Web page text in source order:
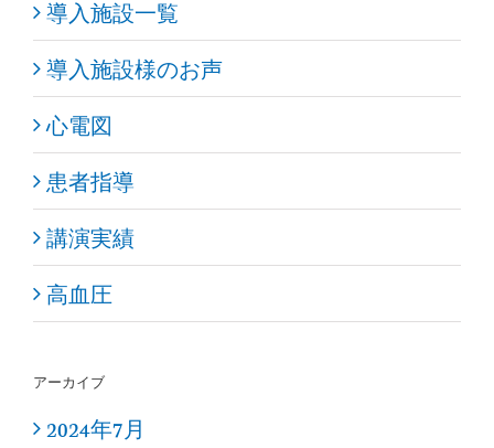
導入施設一覧
導入施設様のお声
心電図
患者指導
講演実績
高血圧
アーカイブ
2024年7月